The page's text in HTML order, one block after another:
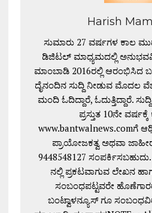
Harish
ಸುಮಾರು 27 ವರ್ಷಗಳ ಕಾಲ
ಡಿಜಿಟಲ್ ಮಾಧ್ಯಮದಲ್ಲಿ
ಮಾಂಬಾಡಿ 2016ರಲ್ಲಿ ಆರಂಭಿಸಿದ
ದೈನಂದಿನ ಸುದ್ದಿ ನೀಡುವ ಮೊದಲ
ಮಂದಿ ಓದಿದ್ದಾರೆ, ಓದುತ್ತಿದ್ದಾರೆ.
ಪ್ರಸ್ತುತ 10ನೇ
www.bantwalnews.comಗೆ
ಪ್ರಾಯೋಜಕತ್ವ ಅಥವಾ
9448548127
ನಲ್ಲಿ ಪ್ರಕಟವಾಗುವ ಲೇಖನ
ಸಂಬಂಧಪಟ್ಟವರೇ
ಬಂಟ್ವಾಳನ್ಯೂಸ್ ಗೂ